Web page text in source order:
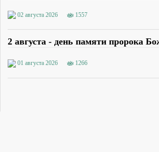
02 августа 2026 1557
2 августа - день памяти пророка
01 августа 2026 1266